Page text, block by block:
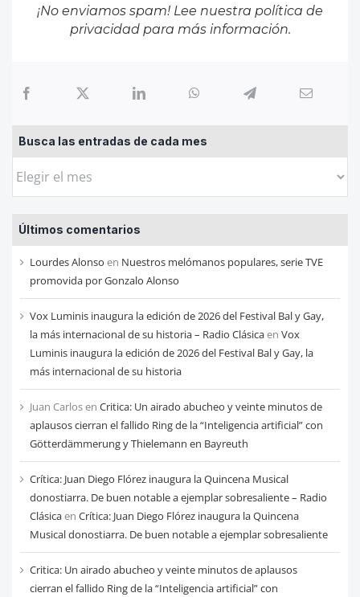
¡No enviamos spam! Lee nuestra política de
privacidadpara más información.
Busca las entradas de cada mes
Busca
entradas
de
cada
mes
Últimos comentarios
Lourdes Alonso en Nuestros melómanos populares, serie TVE
promovida por Gonzalo Alonso
Vox Luminis inaugura la edición de 2026 del Festival Bal y Gay,
la más internacional de su historia – Radio Clásicaen Vox
Luminis inaugura la edición de 2026 del Festival Bal y Gay, la
más internacional de su historia
Juan Carlosen Critica: Un airado abucheo y veinte minutos de
aplausos cierran el fallido Ring de la “Inteligencia artificial” con
Götterdämmerung y Thielemann en Bayreuth
Crítica: Juan Diego Flórez inaugura la Quincena Musical
donostiarra. De buen notable a ejemplar sobresaliente – Radio
Clásicaen Crítica: Juan Diego Flórez inaugura la Quincena
Musical donostiarra. De buen notable a ejemplar sobresaliente
Critica: Un airado abucheo y veinte minutos de aplausos
cierran el fallido Ring de la “Inteligencia artificial” con